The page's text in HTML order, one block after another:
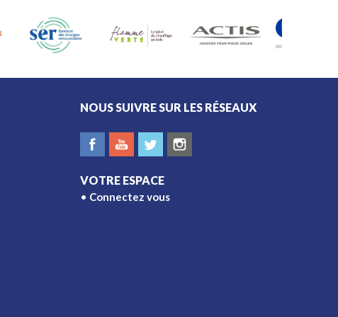
votre domicile.
NOUS SUIVRE SUR LES RÉSEAUX
VOTRE ESPACE
Connectez vous